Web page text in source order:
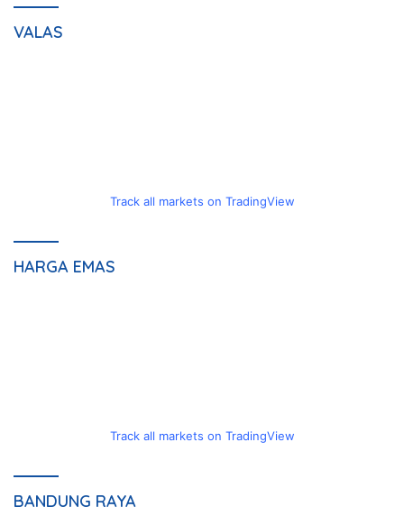
VALAS
Track all markets on TradingView
HARGA EMAS
Track all markets on TradingView
BANDUNG RAYA